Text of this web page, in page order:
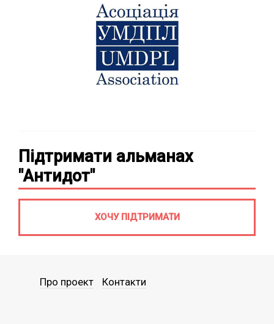
Підтримати альманах
"Антидот"
ХОЧУ ПІДТРИМАТИ
Про проект Контакти